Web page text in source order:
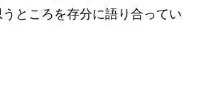
ところを存分に語り合ってい